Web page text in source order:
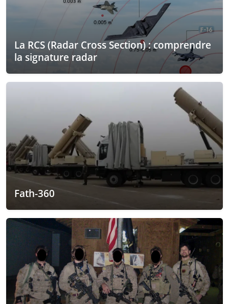
La RCS (Radar Cross Section) : comprendre
la signature radar
Fath-360